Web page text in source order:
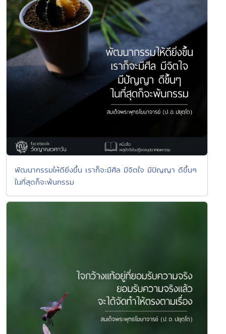
พัฒนากรรมให้ดียิ่งขึ้น เราก็จะมีศีล มีจิตใจ มีปัญญา ดีขึ้นๆ
ในที่สุดก็จะพ้นกรรม